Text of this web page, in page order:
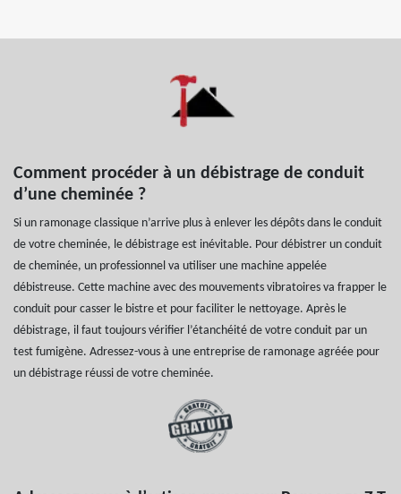
Comment procéder à un débistrage de conduit
d’une cheminée ?
Si un ramonage classique n’arrive plus à enlever les dépôts dans le conduit
de votre cheminée, le débistrage est inévitable. Pour débistrer un conduit
de cheminée, un professionnel va utiliser une machine appelée
débistreuse. Cette machine avec des mouvements vibratoires va frapper le
conduit pour casser le bistre et pour faciliter le nettoyage. Après le
débistrage, il faut toujours vérifier l’étanchéité de votre conduit par un
test fumigène. Adressez-vous à une entreprise de ramonage agréée pour
un débistrage réussi de votre cheminée.